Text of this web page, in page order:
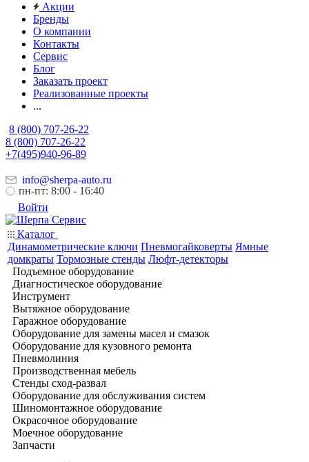
Акции
Бренды
О компании
Контакты
Сервис
Блог
Заказать проект
Реализованные проекты
...
8 (800) 707-26-22
8 (800) 707-26-22
+7(495)940-96-89
info@sherpa-auto.ru
пн-пт: 8:00 - 16:40
Войти
Каталог
Динамометрические ключи Пневмогайковерты Ямные
домкраты Тормозные стенды Люфт-детекторы
Подъемное оборудование
Диагностическое оборудование
Инструмент
Вытяжное оборудование
Гаражное оборудование
Оборудование для замены масел и смазок
Оборудование для кузовного ремонта
Пневмолиния
Производственная мебель
Стенды сход-развал
Оборудование для обслуживания систем
Шиномонтажное оборудование
Окрасочное оборудование
Моечное оборудование
Запчасти